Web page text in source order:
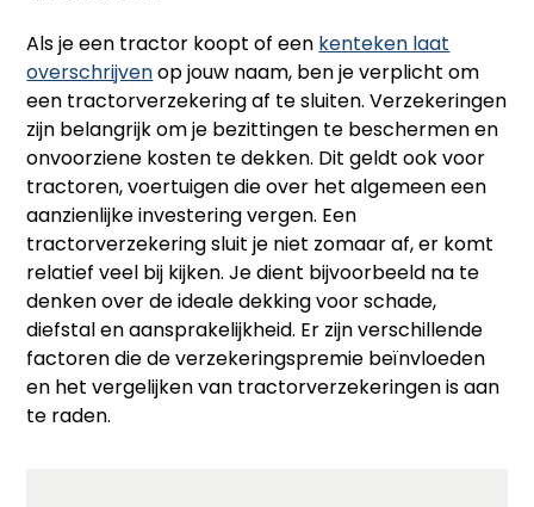
Als je een tractor koopt of een kenteken laat
overschrijvenop jouw naam, ben je verplicht om
een tractorverzekering af te sluiten. Verzekeringen
zijn belangrijk om je bezittingen te beschermen en
onvoorziene kosten te dekken. Dit geldt ook voor
tractoren, voertuigen die over het algemeen een
aanzienlijke investering vergen. Een
tractorverzekering sluit je niet zomaar af, er komt
relatief veel bij kijken. Je dient bijvoorbeeld na te
denken over de ideale dekking voor schade,
diefstal en aansprakelijkheid. Er zijn verschillende
factoren die de verzekeringspremie beïnvloeden
en het vergelijken van tractorverzekeringen is aan
te raden.